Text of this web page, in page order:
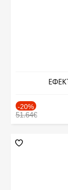
-20%
51.64€